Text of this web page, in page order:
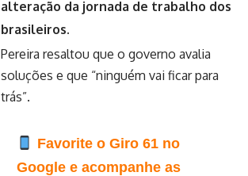
alteração da jornada de trabalho dos
brasileiros.
Pereira resaltou que o governo avalia
soluções e que “ninguém vai ficar para
trás”.
Favorite o Giro 61 no
Google e acompanhe as